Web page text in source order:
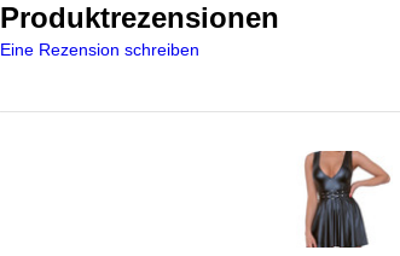
Produktrezensionen
Eine Rezension schreiben